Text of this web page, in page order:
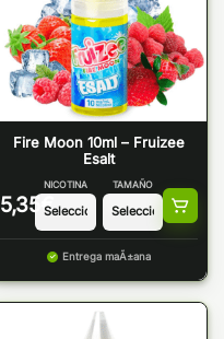
Fire Moon 10ml – Fruizee
Esalt
5,35 €
NICOTINA TAMAÑO
Entrega maÃ±ana